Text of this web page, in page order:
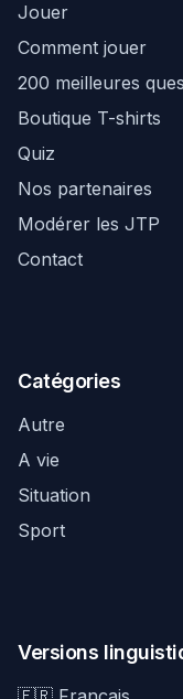
Jouer
Comment jouer
200 meilleures
Boutique T-shirts
Quiz
Nos partenaires
Modérer les JTP
Contact
Catégories
Autre
A vie
Situation
Sport
Versions